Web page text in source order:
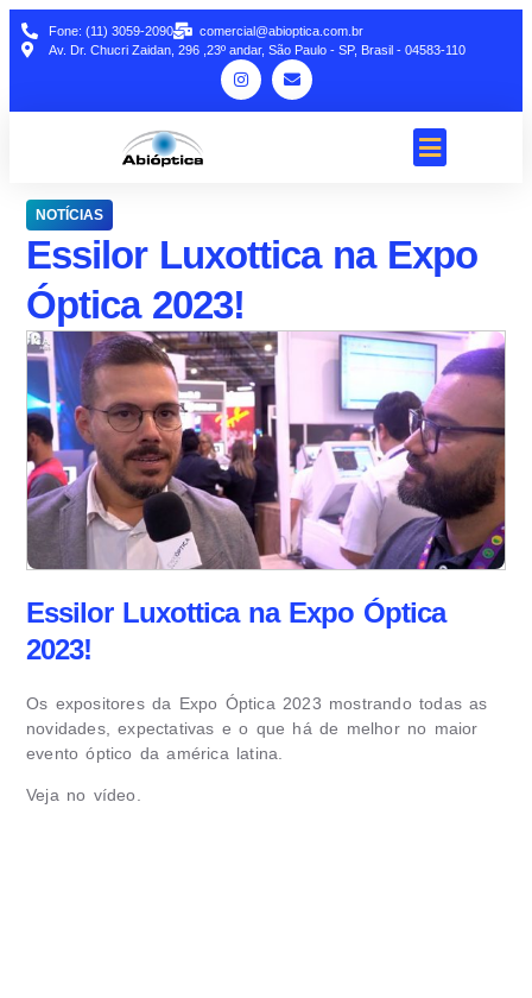
Fone: (11) 3059-2090
comercial@abioptica.com.br
Av. Dr. Chucri Zaidan, 296 ,23º andar, São Paulo - SP, Brasil - 04583-110
NOTÍCIAS
Essilor Luxottica na Expo
Óptica 2023!
Essilor Luxottica na Expo Óptica
2023!
Os expositores da Expo Óptica 2023 mostrando todas as
novidades, expectativas e o que há de melhor no maior
evento óptico da américa latina.
Veja no vídeo.